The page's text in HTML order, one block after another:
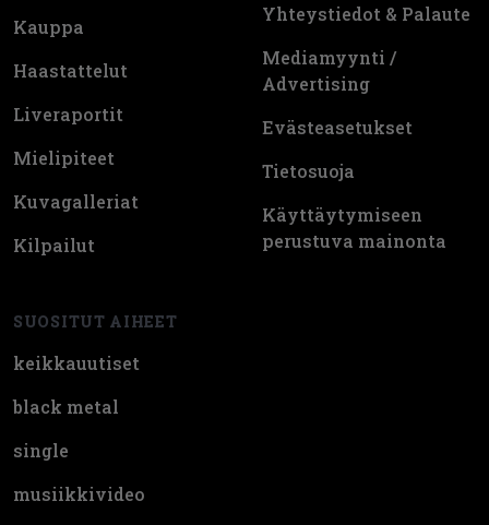
Kauppa
Haastattelut
Liveraportit
Mielipiteet
Kuvagalleriat
Kilpailut
SUOSITUT AIHEET
keikkauutiset
black metal
single
musiikkivideo
Yhteystiedot & Palaute
Mediamyynti /
Advertising
Evästeasetukset
Tietosuoja
Käyttäytymiseen
perustuva mainonta